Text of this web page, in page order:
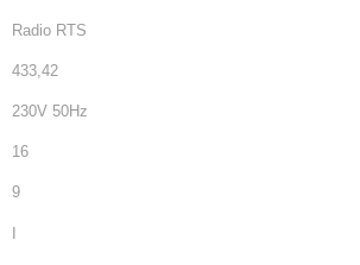
Radio RTS
433,42
230V 50Hz
16
9